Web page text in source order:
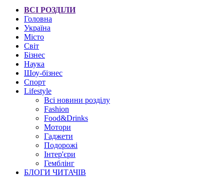
ВСІ РОЗДІЛИ
Головна
Україна
Місто
Світ
Бізнес
Наука
Шоу-бізнес
Спорт
Lifestyle
Всі новини розділу
Fashion
Food&Drinks
Мотори
Гаджети
Подорожі
Інтер'єри
Гемблінг
БЛОГИ ЧИТАЧІВ